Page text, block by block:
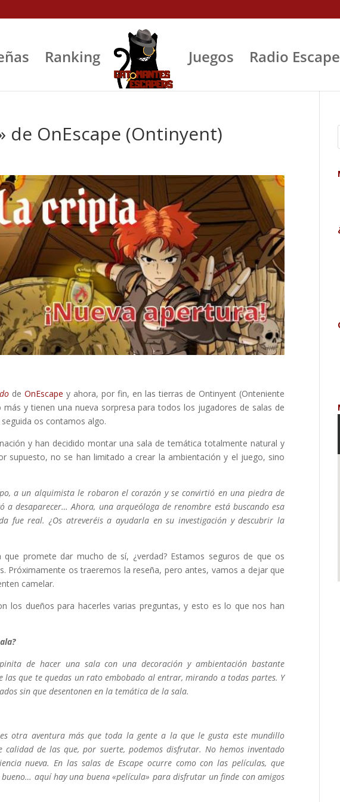
Ranking Juegos Radio Escape
de OnEscape (Ontinyent)
de OnEscape y ahora, por fin, en las tierras de Ontinyent (Onteniente
y tienen una nueva sorpresa para todos los jugadores de salas de
seguida os contamos algo.
y han decidido montar una sala de temática totalmente natural y
supuesto, no se han limitado a crear la ambientación y el juego, sino
a un alquimista le robaron el corazón y se convirtió en una piedra de
a desaparecer… Ahora, una arqueóloga de renombre está buscando esa
fue real. ¿Os atreveréis a ayudarla en su investigación y descubrir la
promete dar mucho de sí, ¿verdad? Estamos seguros de que os
Próximamente os traeremos la reseña, pero antes, vamos a dejar que
camelar.
los dueños para hacerles varias preguntas, y esto es lo que nos han
de hacer una sala con una decoración y ambientación bastante
las que te quedas un rato embobado al entrar, mirando a todas partes. Y
sin que desentonen en la temática de la sala.
otra aventura más que toda la gente a la que le gusta este mundillo
de las que, por suerte, podemos disfrutar. No hemos inventado
nueva. En las salas de Escape ocurre como con las películas, que
aquí hay una buena «película» para disfrutar un finde con amigos